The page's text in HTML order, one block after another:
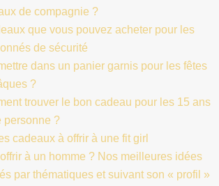
de compagnie ?
que vous pouvez acheter pour les
de sécurité
dans un panier garnis pour les fêtes
?
trouver le bon cadeau pour les 15 ans
personne ?
cadeaux à offrir à une fit girl
à un homme ? Nos meilleures idées
par thématiques et suivant son « profil »